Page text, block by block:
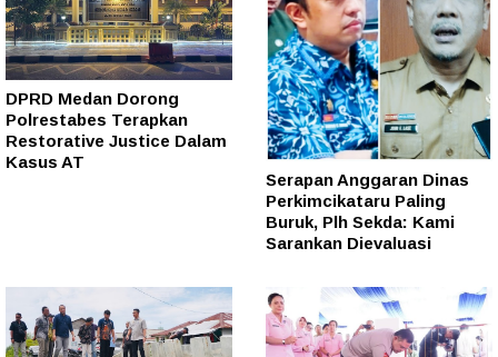
DPRD Medan Dorong
Polrestabes Terapkan
Restorative Justice Dalam
Kasus AT
Serapan Anggaran Dinas
Perkimcikataru Paling
Buruk, Plh Sekda: Kami
Sarankan Dievaluasi